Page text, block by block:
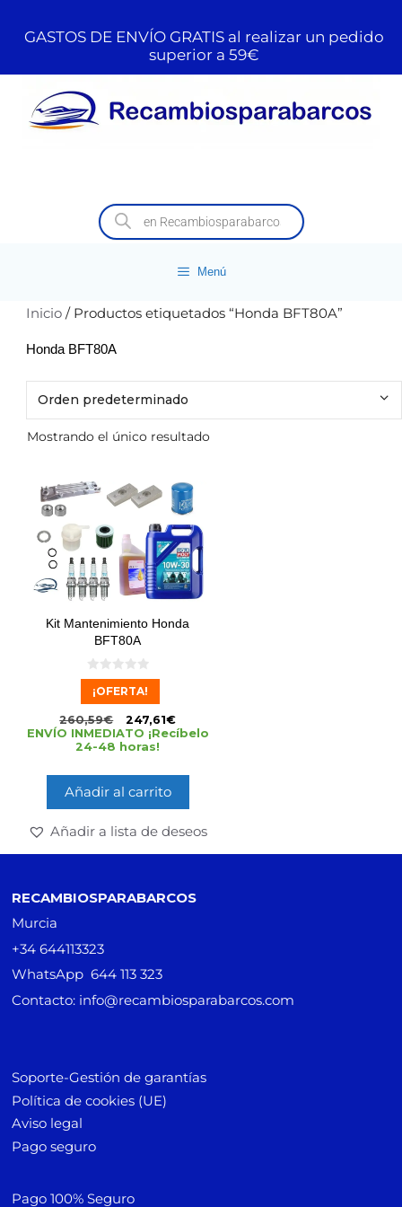
GASTOS DE ENVÍO GRATIS al realizar un pedido
superior a 59€
Menú
Inicio / Productos etiquetados “Honda BFT80A”
Honda BFT80A
Mostrando el único resultado
Kit Mantenimiento Honda
BFT80A
0
e
¡OFERTA!
260,59€ 247,61€
ENVÍO INMEDIATO ¡Recíbelo
24-48 horas!
Añadir al carrito
Añadir a lista de deseos
RECAMBIOSPARABARCOS
Murcia
+34 644113323
WhatsApp 644 113 323
Contacto: info@recambiosparabarcos.com
Soporte-Gestión de garantías
Política de cookies (UE)
Aviso legal
Pago seguro
Pago 100% Seguro